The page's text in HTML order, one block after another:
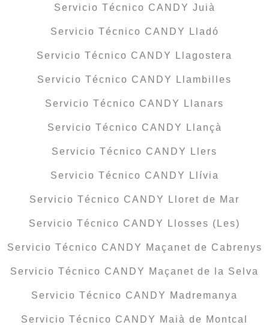
Servicio Técnico CANDY Juià
Servicio Técnico CANDY Lladó
Servicio Técnico CANDY Llagostera
Servicio Técnico CANDY Llambilles
Servicio Técnico CANDY Llanars
Servicio Técnico CANDY Llançà
Servicio Técnico CANDY Llers
Servicio Técnico CANDY Llívia
Servicio Técnico CANDY Lloret de Mar
Servicio Técnico CANDY Llosses (Les)
Servicio Técnico CANDY Maçanet de Cabrenys
Servicio Técnico CANDY Maçanet de la Selva
Servicio Técnico CANDY Madremanya
Servicio Técnico CANDY Maià de Montcal